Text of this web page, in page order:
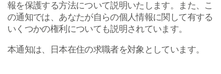
報を保護する方法について説明いたします。また、こ
の通知では、あなたが自らの個人情報に関して有する
いくつかの権利についても説明されています。
本通知は、日本在住の求職者を対象としています。